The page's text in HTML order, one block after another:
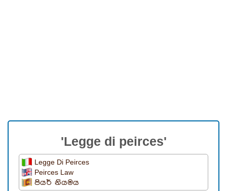
'Legge di peirces'
Legge Di Peirces
Peirces Law
පියර් නියමය